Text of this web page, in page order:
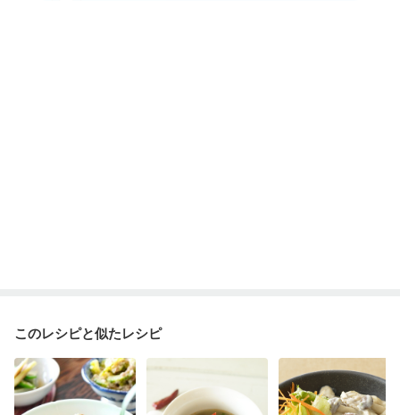
このレシピと似たレシピ